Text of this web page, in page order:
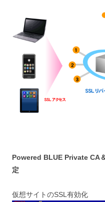
Powered BLUE Private CA
定
仮想サイトのSSL有効化